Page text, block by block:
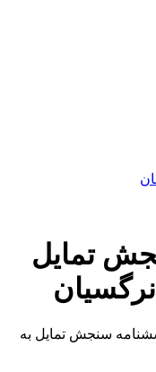
تمایل
سنجش تمایل به